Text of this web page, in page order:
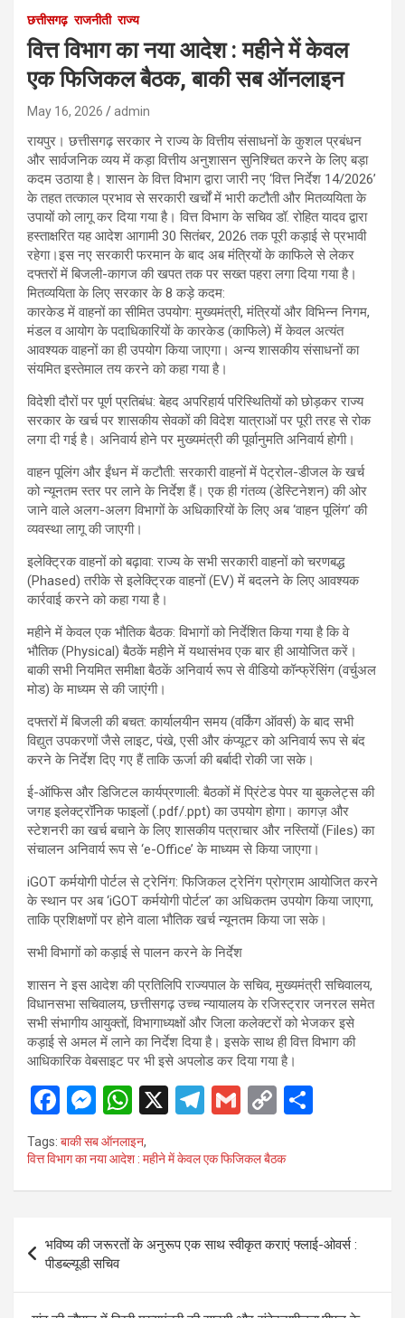
छत्तीसगढ़ राजनीती राज्य
वित्त विभाग का नया आदेश : महीने में केवल
एक फिजिकल बैठक, बाकी सब ऑनलाइन
May 16, 2026 admin
रायपुर। छत्तीसगढ़ सरकार ने राज्य के वित्तीय संसाधनों के कुशल प्रबंधन
और सार्वजनिक व्यय में कड़ा वित्तीय अनुशासन सुनिश्चित करने के लिए बड़ा
कदम उठाया है। शासन के वित्त विभाग द्वारा जारी नए ‘वित्त निर्देश 14/2026’
के तहत तत्काल प्रभाव से सरकारी खर्चों में भारी कटौती और मितव्ययिता के
उपायों को लागू कर दिया गया है। वित्त विभाग के सचिव डॉ. रोहित यादव द्वारा
हस्ताक्षरित यह आदेश आगामी 30 सितंबर, 2026 तक पूरी कड़ाई से प्रभावी
रहेगा।इस नए सरकारी फरमान के बाद अब मंत्रियों के काफिले से लेकर
दफ्तरों में बिजली-कागज की खपत तक पर सख्त पहरा लगा दिया गया है।
मितव्ययिता के लिए सरकार के 8 कड़े कदम:
कारकेड में वाहनों का सीमित उपयोग: मुख्यमंत्री, मंत्रियों और विभिन्न निगम,
मंडल व आयोग के पदाधिकारियों के कारकेड (काफिले) में केवल अत्यंत
आवश्यक वाहनों का ही उपयोग किया जाएगा। अन्य शासकीय संसाधनों का
संयमित इस्तेमाल तय करने को कहा गया है।
विदेशी दौरों पर पूर्ण प्रतिबंध: बेहद अपरिहार्य परिस्थितियों को छोड़कर राज्य
सरकार के खर्च पर शासकीय सेवकों की विदेश यात्राओं पर पूरी तरह से रोक
लगा दी गई है। अनिवार्य होने पर मुख्यमंत्री की पूर्वानुमति अनिवार्य होगी।
वाहन पूलिंग और ईंधन में कटौती: सरकारी वाहनों में पेट्रोल-डीजल के खर्च
को न्यूनतम स्तर पर लाने के निर्देश हैं। एक ही गंतव्य (डेस्टिनेशन) की ओर
जाने वाले अलग-अलग विभागों के अधिकारियों के लिए अब ‘वाहन पूलिंग’ की
व्यवस्था लागू की जाएगी।
इलेक्ट्रिक वाहनों को बढ़ावा: राज्य के सभी सरकारी वाहनों को चरणबद्ध
(Phased) तरीके से इलेक्ट्रिक वाहनों (EV) में बदलने के लिए आवश्यक
कार्रवाई करने को कहा गया है।
महीने में केवल एक भौतिक बैठक: विभागों को निर्देशित किया गया है कि वे
भौतिक (Physical) बैठकें महीने में यथासंभव एक बार ही आयोजित करें।
बाकी सभी नियमित समीक्षा बैठकें अनिवार्य रूप से वीडियो कॉन्फ्रेंसिंग (वर्चुअल
मोड) के माध्यम से की जाएंगी।
दफ्तरों में बिजली की बचत: कार्यालयीन समय (वर्किंग ऑवर्स) के बाद सभी
विद्युत उपकरणों जैसे लाइट, पंखे, एसी और कंप्यूटर को अनिवार्य रूप से बंद
करने के निर्देश दिए गए हैं ताकि ऊर्जा की बर्बादी रोकी जा सके।
ई-ऑफिस और डिजिटल कार्यप्रणाली: बैठकों में प्रिंटेड पेपर या बुकलेट्स की
जगह इलेक्ट्रॉनिक फाइलों (.pdf/.ppt) का उपयोग होगा। कागज़ और
स्टेशनरी का खर्च बचाने के लिए शासकीय पत्राचार और नस्तियों (Files) का
संचालन अनिवार्य रूप से ‘e-Office’ के माध्यम से किया जाएगा।
iGOT कर्मयोगी पोर्टल से ट्रेनिंग: फिजिकल ट्रेनिंग प्रोग्राम आयोजित करने
के स्थान पर अब ‘iGOT कर्मयोगी पोर्टल’ का अधिकतम उपयोग किया जाएगा,
ताकि प्रशिक्षणों पर होने वाला भौतिक खर्च न्यूनतम किया जा सके।
सभी विभागों को कड़ाई से पालन करने के निर्देश
शासन ने इस आदेश की प्रतिलिपि राज्यपाल के सचिव, मुख्यमंत्री सचिवालय,
विधानसभा सचिवालय, छत्तीसगढ़ उच्च न्यायालय के रजिस्ट्रार जनरल समेत
सभी संभागीय आयुक्तों, विभागाध्यक्षों और जिला कलेक्टरों को भेजकर इसे
कड़ाई से अमल में लाने का निर्देश दिया है। इसके साथ ही वित्त विभाग की
आधिकारिक वेबसाइट पर भी इसे अपलोड कर दिया गया है।
F
a
ce
b
o
k
M
es
se
n
er
W
h
at
s
p
X
T
e
gr
m
G
ail
C
py
Li
k
e
Tags: बाकी सब ऑनलाइन,
वित्त विभाग का नया आदेश : महीने में केवल एक फिजिकल बैठक
Post
navigation
भविष्य की जरूरतों के अनुरूप एक साथ स्वीकृत कराएं फ्लाई-ओवर्स :
पीडब्ल्यूडी सचिव